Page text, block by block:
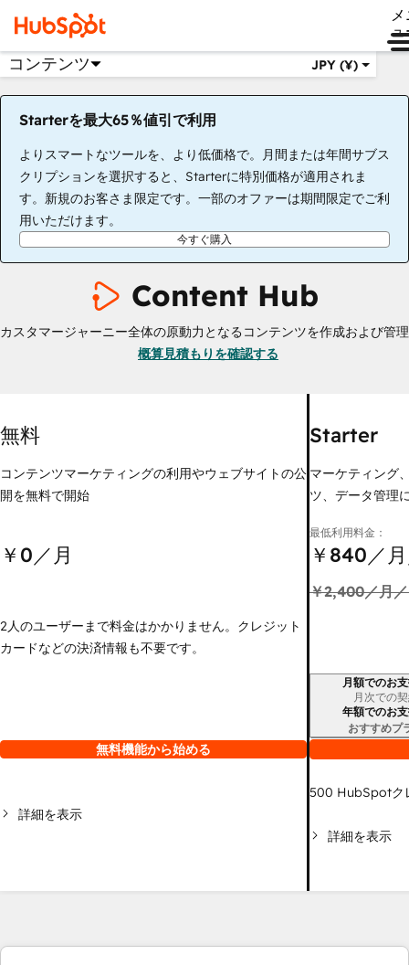
ュ
コンテンツ JPY (¥)
Starterを最大65％値引で利用
よりスマートなツールを、より低価格で。月間または年間サブス
クリプションを選択すると、Starterに特別価格が適用されま
す。新規のお客さま限定です。一部のオファーは期間限定でご利
用いただけます。
今すぐ購入
Content Hub
カスタマージャーニー全体の原動力となるコンテンツを作成および管理
概算見積もりを確認する
無料
コンテンツマーケティングの利用やウェブサイトの公
開を無料で開始
￥0／月
2人のユーザーまで料金はかかりません。クレジット
カードなどの決済情報も不要です。
無料機能から始める
詳細を表示
Starter
マーケティング
ツ、データ管理
最低利用料金：
￥840／
￥2,400／月
請求期間月額でのお
月次での
年額でのお
おすすめプ
500 HubSpotク
詳細を表示